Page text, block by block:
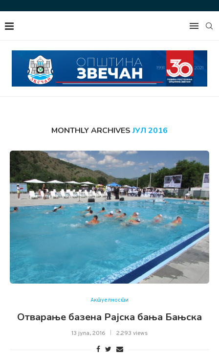
MONTHLY ARCHIVESЈУЛ 2016
Актуелности
Отварање базена Рајска бања Бањска
13 јула, 2016 2.293 views